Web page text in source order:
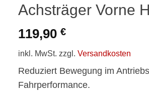
Achsträger Vorne
119,90 €
inkl. MwSt. zzgl. Versandkosten
Reduziert Bewegung im
Fahrperformance.